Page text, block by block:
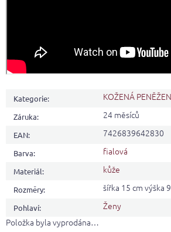
Kategorie: KOŽENÁ
Záruka: 24 měsíců
EAN: 7426839642830
Barva: fialová
Materiál: kůže
Rozměry: šířka 15 cm výška
Pohlaví:
Ženy
Položka byla vyprodána…